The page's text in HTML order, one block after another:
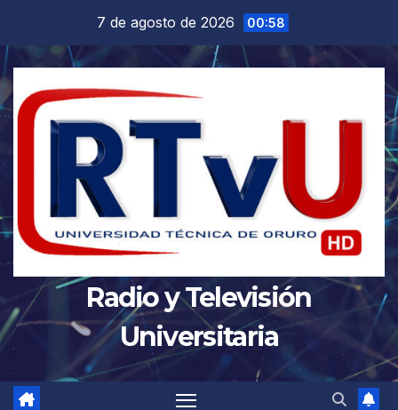
contenido
7 de agosto de 2026 00:58
Radio y Televisión
Universitaria